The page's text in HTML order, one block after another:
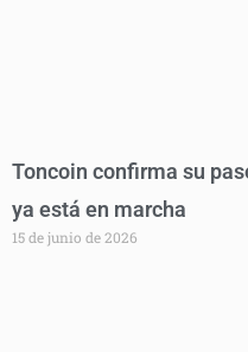
Toncoin confirma su
ya está en marcha
15 de junio de 2026